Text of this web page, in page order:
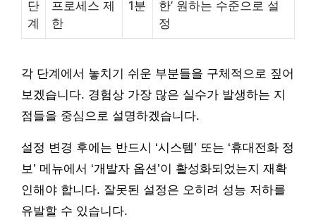
단
계
프로세스 제
한
1분
한’ 원하는 수준으로 설
정
각 단계에서 놓치기 쉬운 부분들을 구체적으로 짚어
보겠습니다. 경험상 가장 많은 실수가 발생하는 지
점들을 중심으로 설명하겠습니다.
설정 변경 후에는 반드시 ‘시스템’ 또는 ‘휴대전화 정
보’ 메뉴에서 ‘개발자 옵션’이 활성화되었는지 재확
인해야 합니다. 잘못된 설정은 오히려 성능 저하를
유발할 수 있습니다.